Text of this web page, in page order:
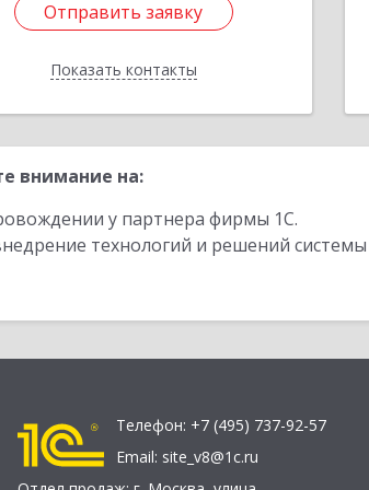
Отправить заявку
Показать контакты
Отправить заявку
Назад
внимание на:
у партнера фирмы 1С.
технологий и решений
Телефон: +7 (495) 737-92-57
Email: site_v8@1c.ru